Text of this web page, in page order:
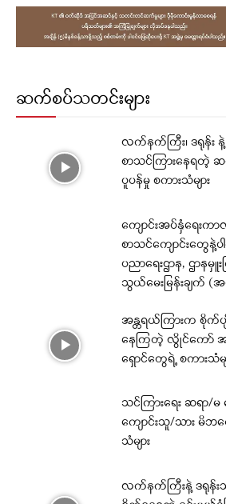
ဆက်စပ်သတင်းများ
လက်နက်ကြီး၊ ဒရုန်း
စာသင်ကြားနေရတဲ့ ဆ
ပူပန်မှု စကားသံများ
ကျောင်းအပ်နှံရေးက
စာသင်ကျောင်းတွေနဲ့ပ
ပညာရေးဌာန, ဌာနမှူ
သွယ်မေးမြန်းချက် (
အန္တရယ်ကြားက စိုက်
နေကြတဲ့ လွိုင်ကော် အ
ရှောင်တွေရဲ့ စကားသံမျ
သင်ကြားရေး ဆရာ/
ကျောင်းသူ/သား မိဘ
သံများ
လက်နက်ကြီးနဲ့ ဒရုန်း